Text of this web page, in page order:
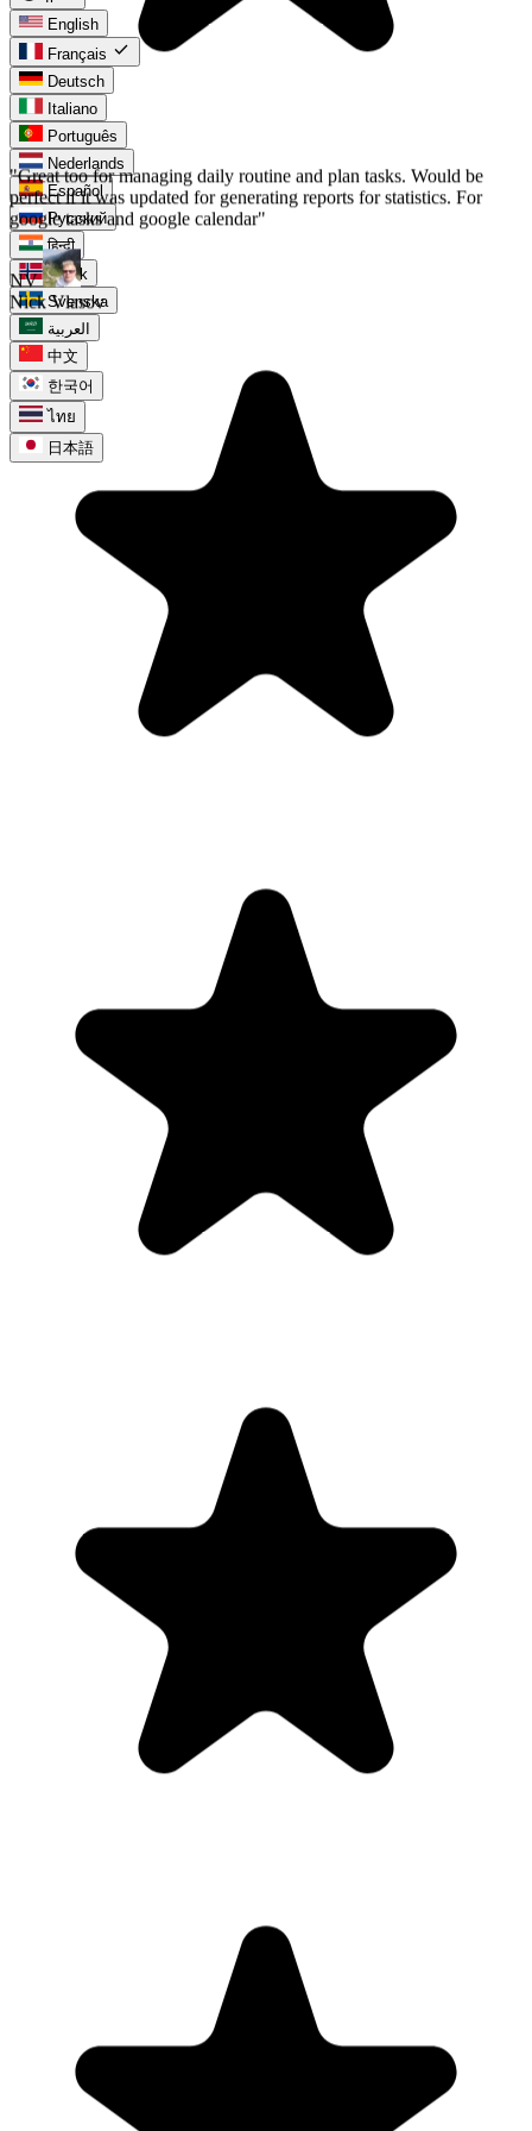
English
Français check
Deutsch
Italiano
Português
Nederlands
Español
Русский
हिन्दी
Norsk
Svenska
العربية
中文
한국어
ไทย
日本語